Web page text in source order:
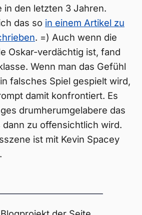
in den letzten 3 Jahren.
das so in einem Artikel zu
. =) Auch wenn die
Oskar-verdächtig ist, fand
Wenn man das Gefühl
falsches Spiel gespielt wird,
damit konfrontiert. Es
drumherumgelabere das
zu offensichtlich wird.
ist mit Kevin Spacey